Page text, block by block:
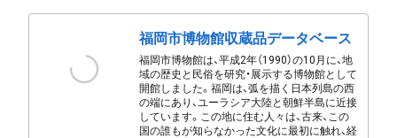
福岡市博物館収蔵品データベース
福岡市博物館は、平成2年（1990）の10月に、地
域の歴史と民俗を研究・展示する博物館として
開館しました。福岡は、弧を描く日本列島の西
の端にあり、ユーラシア大陸と朝鮮半島に近接
しています。この地に住む人々は、古来、この
国の誰もが知らなかった文化に最初に触れ、経